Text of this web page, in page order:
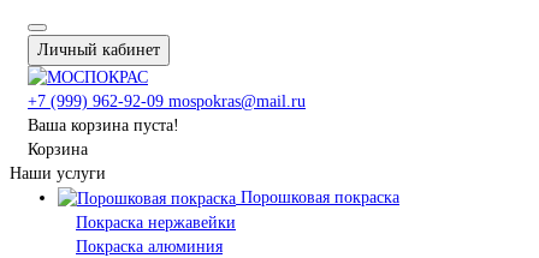
Личный кабинет
+7 (999) 962-92-09 mospokras@mail.ru
Ваша корзина пуста!
Корзина
Наши услуги
Порошковая покраска
Покраска нержавейки
Покраска алюминия